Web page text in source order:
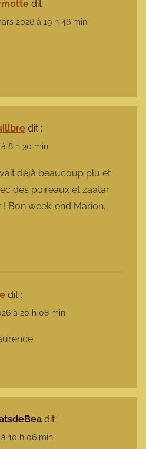
dit :
2026 à 19 h 46 min
dit :
8 h 30 min
déjà beaucoup plu et
des poireaux et zaatar
Bon week-end Marion,
dit :
à 20 h 08 min
dit :
10 h 06 min